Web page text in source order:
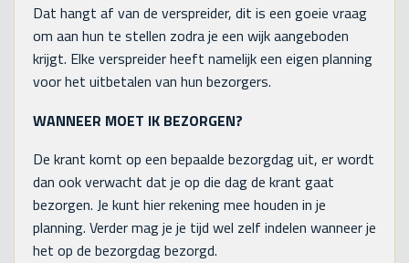
Dat hangt af van de verspreider, dit is een goeie vraag
om aan hun te stellen zodra je een wijk aangeboden
krijgt. Elke verspreider heeft namelijk een eigen planning
voor het uitbetalen van hun bezorgers.
WANNEER MOET IK BEZORGEN?
De krant komt op een bepaalde bezorgdag uit, er wordt
dan ook verwacht dat je op die dag de krant gaat
bezorgen. Je kunt hier rekening mee houden in je
planning. Verder mag je je tijd wel zelf indelen wanneer je
het op de bezorgdag bezorgd.